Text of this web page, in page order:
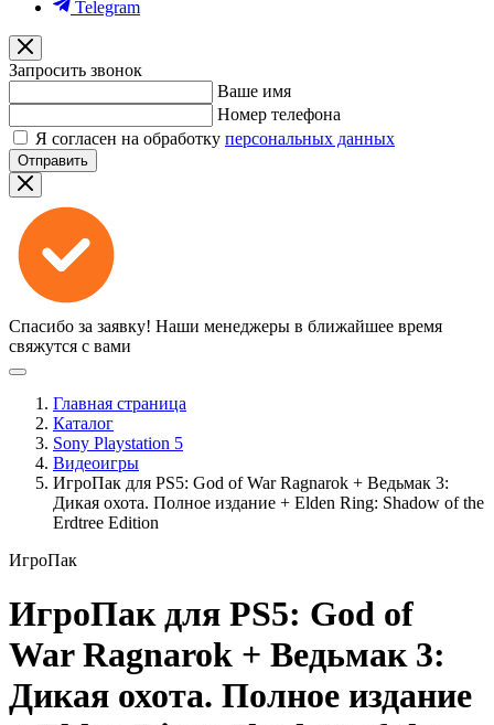
Telegram
Запросить звонок
Ваше имя
Номер телефона
Я согласен на обработку персональных данных
Отправить
Спасибо за заявку! Наши менеджеры в ближайшее время
свяжутся с вами
Главная страница
Каталог
Sony Playstation 5
Видеоигры
ИгроПак для PS5: God of War Ragnarok + Ведьмак 3:
Дикая охота. Полное издание + Elden Ring: Shadow of the
Erdtree Edition
ИгроПак
ИгроПак для PS5: God of
War Ragnarok + Ведьмак 3:
Дикая охота. Полное издание